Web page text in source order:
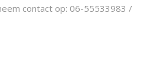
contact op: 06-55533983 /